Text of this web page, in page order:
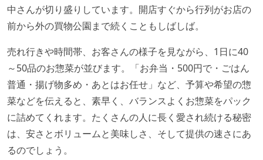
中さんが切り盛りしています。開店すぐから行列がお店の
前から外の買物公園まで続くこともしばしば。
売れ行きや時間帯、お客さんの様子を見ながら、1日に40
～50品のお惣菜が並びます。「お弁当・500円で・ごはん
普通・揚げ物多め・あとはお任せ」など、予算や希望の惣
菜などを伝えると、素早く、バランスよくお惣菜をパック
に詰めてくれます。たくさんの人に長く愛され続ける秘密
は、安さとボリュームと美味しさ、そして提供の速さにあ
るのでしょう。